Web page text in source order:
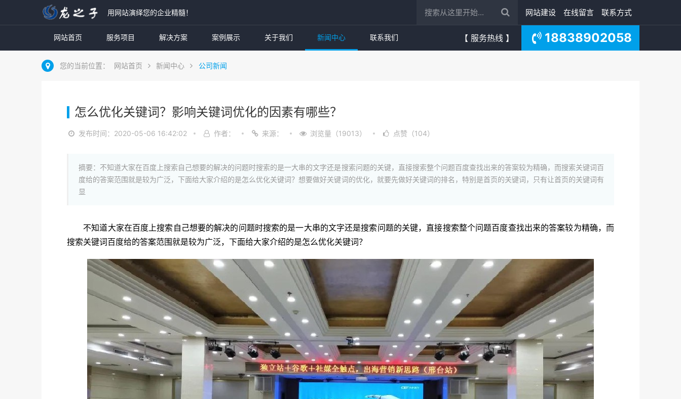
用网站演绎您的企业精髓！ 网站建设 在线留言 联系方式
网站首页 服务项目 解决方案 案例展示 关于我们 新闻中心 联系我们 【 服务热线 】 18838902058
您的当前位置： 网站首页 新闻中心 公司新闻
怎么优化关键词？影响关键词优化的因素有哪些？
发布时间：2020-05-06 16:42:02 作者： 来源： 浏览量（19013） 点赞（104）
摘要：不知道大家在百度上搜索自己想要的解决的问题时搜索的是一大串的文字还是搜索问题的关键，直接搜索整个问题百度查找出来的答案较为精确，而搜索关键词百
度给的答案范围就是较为广泛，下面给大家介绍的是怎么优化关键词？想要做好关键词的优化，就要先做好关键词的排名，特别是首页的关键词，只有让首页的关键词有
显
不知道大家在百度上搜索自己想要的解决的问题时搜索的是一大串的文字还是搜索问题的关键，直接搜索整个问题百度查找出来的答案较为精确，而
搜索关键词百度给的答案范围就是较为广泛，下面给大家介绍的是怎么优化关键词？